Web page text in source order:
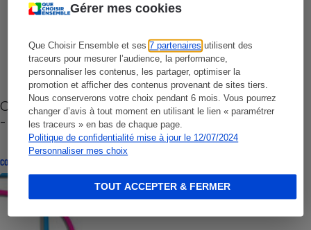
Gérer mes cookies
Que Choisir Ensemble et ses7 partenaires utilisent des
traceurs pour mesurer l’audience, la performance,
personnaliser les contenus, les partager, optimiser la
promotion et afficher des contenus provenant de sites tiers.
Nous conserverons votre choix pendant 6 mois. Vous pourrez
changer d’avis à tout moment en utilisant le lien « paramétrer
les traceurs » en bas de chaque page.
Politique de confidentialité mise à jour le 12/07/2024
Personnaliser mes choix
TOUT ACCEPTER & FERMER
Cafetière à capsules zéro déchet CoffeeB (vidéo)
- Premières impressions
CONSEILS